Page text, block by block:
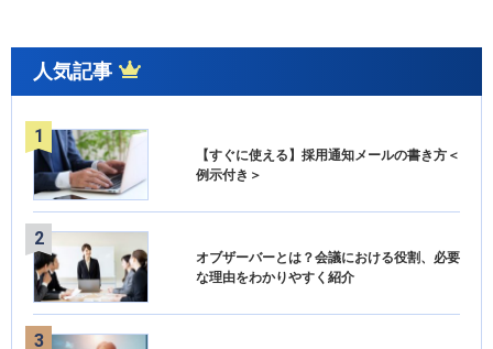
人気記事
【すぐに使える】採用通知メールの書き方＜
例示付き＞
オブザーバーとは？会議における役割、必要
な理由をわかりやすく紹介